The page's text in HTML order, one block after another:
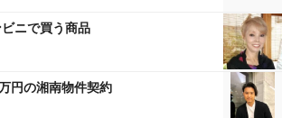
ニで買う商品
円の湘南物件契約